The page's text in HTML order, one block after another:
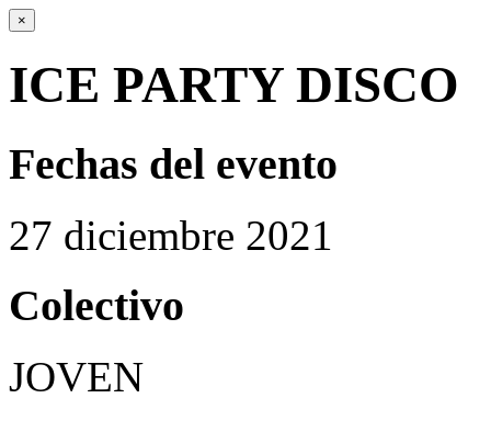
×
ICE PARTY DISCO
Fechas del evento
27 diciembre 2021
Colectivo
JOVEN